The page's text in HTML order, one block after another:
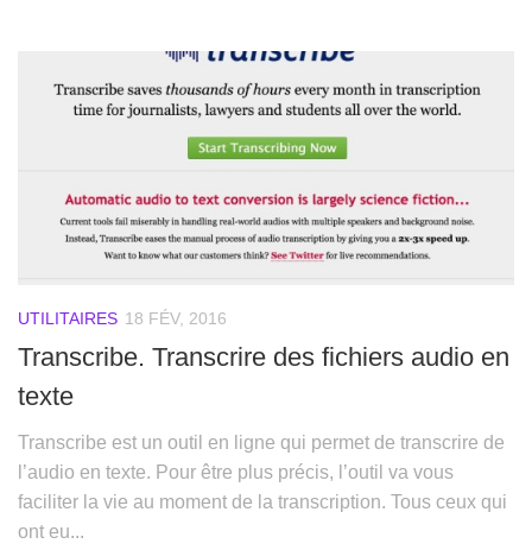
UTILITAIRES 18 FÉV, 2016
Transcribe. Transcrire des fichiers audio en
texte
Transcribe est un outil en ligne qui permet de transcrire de
l’audio en texte. Pour être plus précis, l’outil va vous
faciliter la vie au moment de la transcription. Tous ceux qui
ont eu...